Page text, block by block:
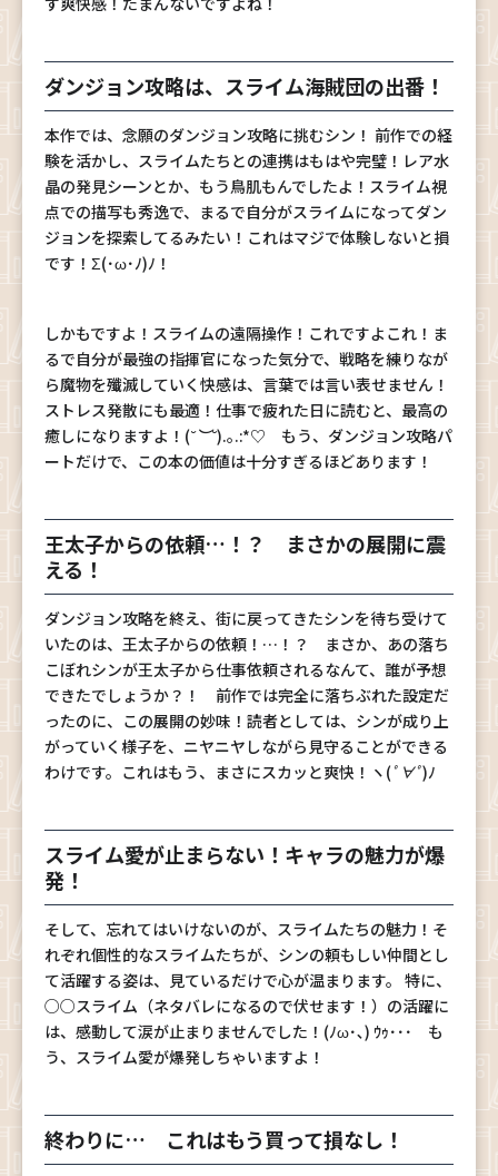
ダンジョン攻略は、スライム海賊団の出番！
本作では、念願のダンジョン攻略に挑むシン！ 前作での経
験を活かし、スライムたちとの連携はもはや完璧！レア水
晶の発見シーンとか、もう鳥肌もんでしたよ！スライム視
点での描写も秀逸で、まるで自分がスライムになってダン
ジョンを探索してるみたい！これはマジで体験しないと損
です！Σ(･ω･ﾉ)ﾉ！
しかもですよ！スライムの遠隔操作！これですよこれ！ま
るで自分が最強の指揮官になった気分で、戦略を練りなが
ら魔物を殲滅していく快感は、言葉では言い表せません！
ストレス発散にも最適！仕事で疲れた日に読むと、最高の
癒しになりますよ！(˘︶˘).｡.:*♡ もう、ダンジョン攻略パ
ートだけで、この本の価値は十分すぎるほどあります！
王太子からの依頼…！？ まさかの展開に震
える！
ダンジョン攻略を終え、街に戻ってきたシンを待ち受けて
いたのは、王太子からの依頼！…！？ まさか、あの落ち
こぼれシンが王太子から仕事依頼されるなんて、誰が予想
できたでしょうか？！ 前作では完全に落ちぶれた設定だ
ったのに、この展開の妙味！読者としては、シンが成り上
がっていく様子を、ニヤニヤしながら見守ることができる
わけです。これはもう、まさにスカッと爽快！ヽ(ﾟ∀ﾟ)ﾉ
スライム愛が止まらない！キャラの魅力が爆
発！
そして、忘れてはいけないのが、スライムたちの魅力！そ
れぞれ個性的なスライムたちが、シンの頼もしい仲間とし
て活躍する姿は、見ているだけで心が温まります。 特に、
○○スライム（ネタバレになるので伏せます！）の活躍に
は、感動して涙が止まりませんでした！(ﾉω･､) ｳｩ･･･ も
う、スライム愛が爆発しちゃいますよ！
終わりに… これはもう買って損なし！